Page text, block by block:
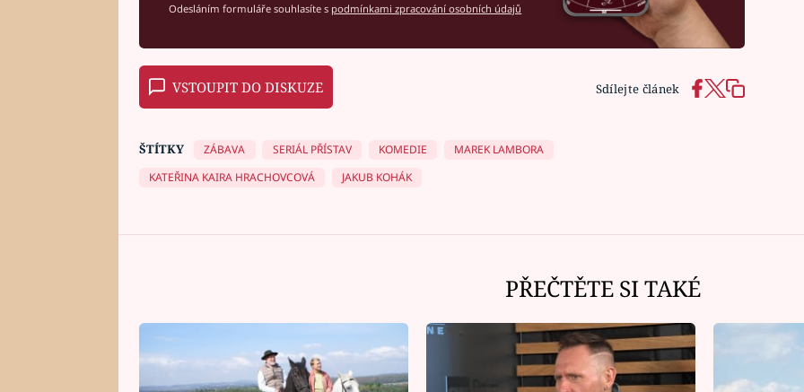
Odesláním formuláře souhlasíte s podmínkami zpracování osobních údajů
VSTOUPIT DO DISKUZE Sdílejte článek
ŠTÍTKY ZÁBAVA SERIÁL PŘÍSTAV KOMEDIE
MAREK LAMBORA
KATEŘINA KAIRA HRACHOVCOVÁ
JAKUB KOHÁK
PŘEČTĚTE SI TAKÉ